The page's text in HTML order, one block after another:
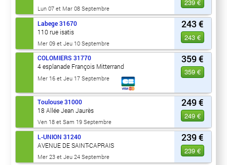
239 €
Lun 07 et Mar 08 Septembre
243 €
243 €
Labege 31670
110 rue isatis
Mer 09 et Jeu 10 Septembre
359 €
359 €
COLOMIERS 31770
4 esplanade François Mitterrand
Mer 16 et Jeu 17 Septembre
249 €
249 €
Toulouse 31000
18 Allée Jean Jaurès
Ven 18 et Sam 19 Septembre
239 €
239 €
L-UNION 31240
AVENUE DE SAINT-CAPRAIS
Mer 23 et Jeu 24 Septembre